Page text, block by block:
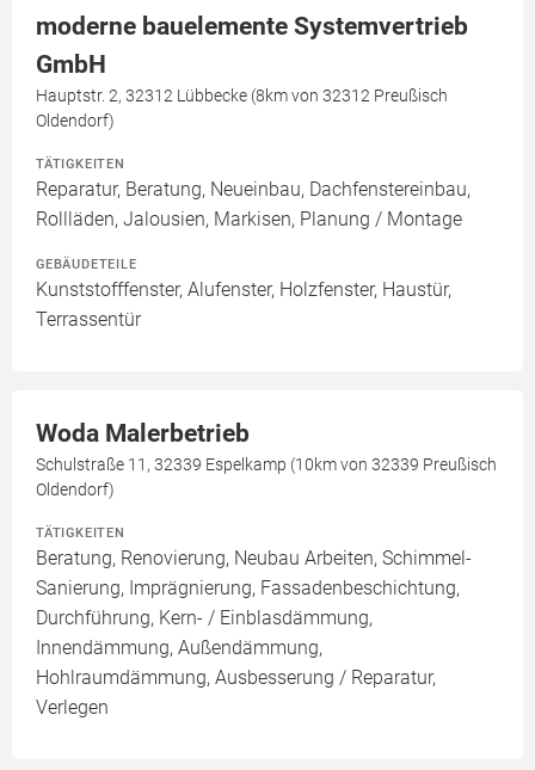
moderne bauelemente Systemvertrieb
GmbH
Hauptstr. 2, 32312 Lübbecke (8km von 32312 Preußisch
Oldendorf)
TÄTIGKEITEN
Reparatur, Beratung, Neueinbau, Dachfenstereinbau,
Rollläden, Jalousien, Markisen, Planung / Montage
GEBÄUDETEILE
Kunststofffenster, Alufenster, Holzfenster, Haustür,
Terrassentür
Woda Malerbetrieb
Schulstraße 11, 32339 Espelkamp (10km von 32339 Preußisch
Oldendorf)
TÄTIGKEITEN
Beratung, Renovierung, Neubau Arbeiten, Schimmel-
Sanierung, Imprägnierung, Fassadenbeschichtung,
Durchführung, Kern- / Einblasdämmung,
Innendämmung, Außendämmung,
Hohlraumdämmung, Ausbesserung / Reparatur,
Verlegen